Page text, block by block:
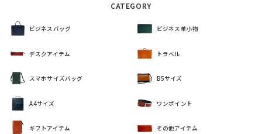
CATEGORY
ビジネスバッグ ビジネス革小物
デスクアイテム トラベル
スマホサイズバッグ B5サイズ
A4サイズ ワンポイント
ギフトアイテム その他アイテム